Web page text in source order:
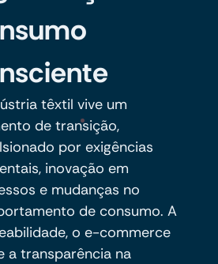
têxtil vive um
de transição,
por exigências
inovação em
e mudanças no
de consumo. A
o e-commerce
a transparência na